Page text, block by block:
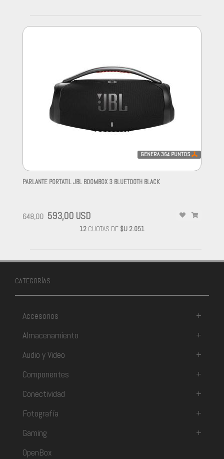
GENERA364 PUNTOS
PARLANTE PORTATIL JBL BOOMBOX 3 BLUETOOTH BLACK
648,00 593,00 USD
12 CUOTAS DE $U 2.051
CATEGORÍAS
Accesorios
+
Almacenamiento
+
Audio y Video
+
Componentes
+
Conectividad
+
Fotografía
+
Gaming
+
OpenBox